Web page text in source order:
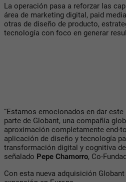
La operación pasa a reforzar las
área de marketing digital, paid
otras de diseño de producto,
tecnología con foco en generar
“Estamos emocionados en dar
parte de Globant, una compañía
aproximación completamente end-
aplicación de diseño y tecnología
transformación digital y cognitiva
señalado Pepe Chamorro, Co-
Con esta nueva adquisición